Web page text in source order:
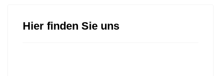
Hier finden Sie uns